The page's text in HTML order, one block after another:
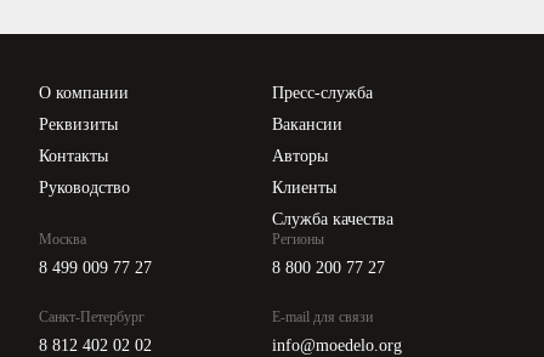
О компании
Реквизиты
Контакты
Руководство
Пресс-служба
Вакансии
Авторы
Клиенты
Служба качества
Москва
8 499 009 77 27
Санкт-Петербург
8 812 402 02 02
Регионы
8 800 200 77 27
E-mail для связи
info@moedelo.org